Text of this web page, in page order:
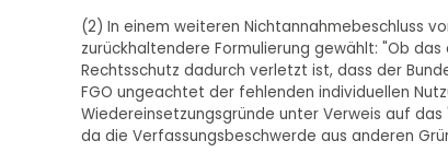
(2) In einem weiteren Nichtannahmebeschluss
zurückhaltendere Formulierung gewählt: "Ob
Rechtsschutz dadurch verletzt ist, dass der
FGO ungeachtet der fehlenden individuellen
Wiedereinsetzungsgründe unter Verweis auf
da die Verfassungsbeschwerde aus anderen